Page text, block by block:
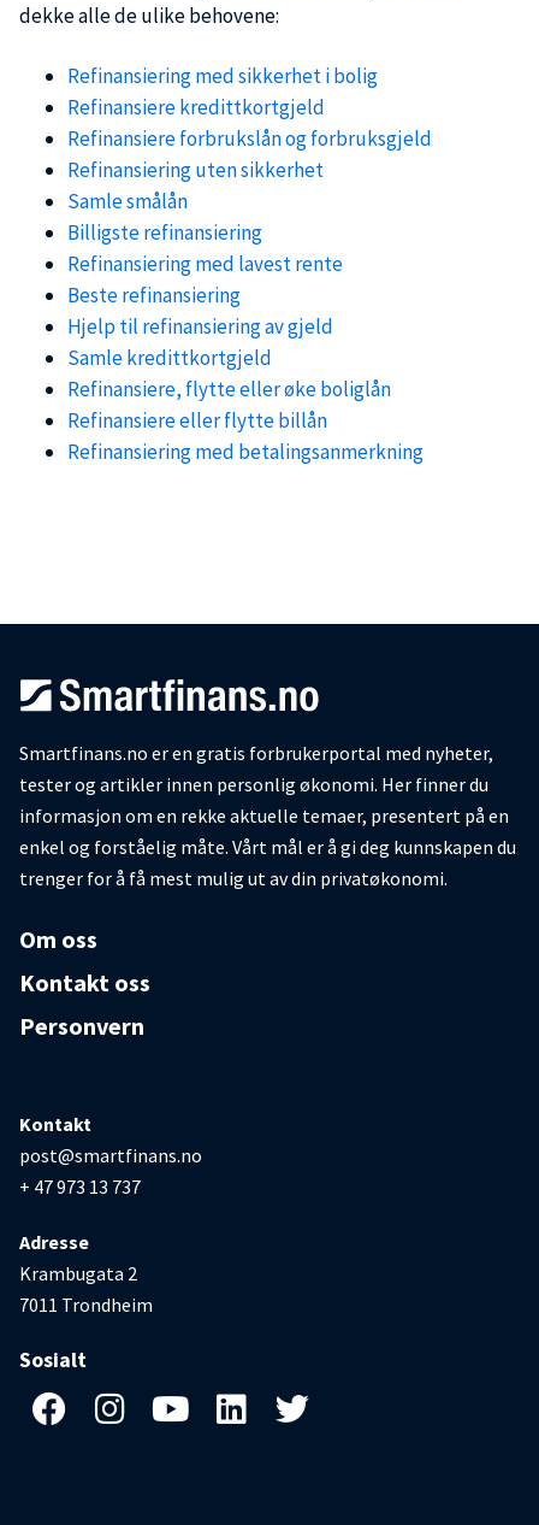
dekke alle de ulike behovene:
Refinansiering med sikkerhet i bolig
Refinansiere kredittkortgjeld
Refinansiere forbrukslån og forbruksgjeld
Refinansiering uten sikkerhet
Samle smålån
Billigste refinansiering
Refinansiering med lavest rente
Beste refinansiering
Hjelp til refinansiering av gjeld
Samle kredittkortgjeld
Refinansiere, flytte eller øke boliglån
Refinansiere eller flytte billån
Refinansiering med betalingsanmerkning
Smartfinans.no er en gratis forbrukerportal med nyheter,
tester og artikler innen personlig økonomi. Her finner du
informasjon om en rekke aktuelle temaer, presentert på en
enkel og forståelig måte. Vårt mål er å gi deg kunnskapen du
trenger for å få mest mulig ut av din privatøkonomi.
Om oss
Kontakt oss
Personvern
Kontakt
post@smartfinans.no
+ 47 973 13 737
Adresse
Krambugata 2
7011 Trondheim
Sosialt